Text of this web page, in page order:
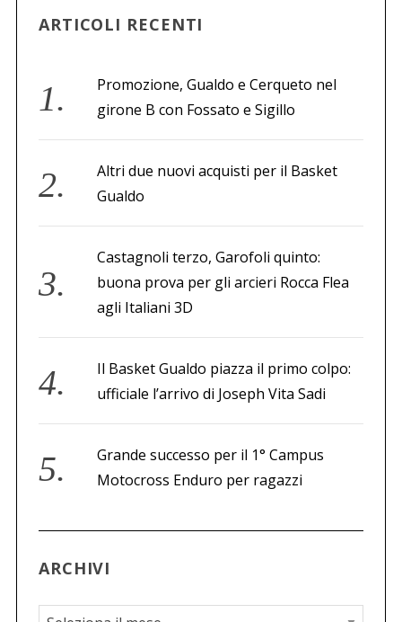
ARTICOLI RECENTI
Promozione, Gualdo e Cerqueto nel
girone B con Fossato e Sigillo
Altri due nuovi acquisti per il Basket
Gualdo
Castagnoli terzo, Garofoli quinto:
buona prova per gli arcieri Rocca Flea
agli Italiani 3D
Il Basket Gualdo piazza il primo colpo:
ufficiale l’arrivo di Joseph Vita Sadi
Grande successo per il 1° Campus
Motocross Enduro per ragazzi
ARCHIVI
A